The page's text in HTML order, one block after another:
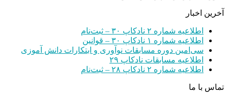
آخرین اخبار
اطلاعیه شماره ۲ نادکاپ ۳۰ – ثبت‌نام
اطلاعیه شماره ۱ نادکاپ ۳۰ – قوانین
سی‌امین دوره مسابقات نوآوری و ابتکارات دانش آموزی
اطلاعیه مسابقات نادکاپ ۲۹
اطلاعیه شماره ۲ نادکاپ ۲۸ – ثبت‌نام
تماس با ما